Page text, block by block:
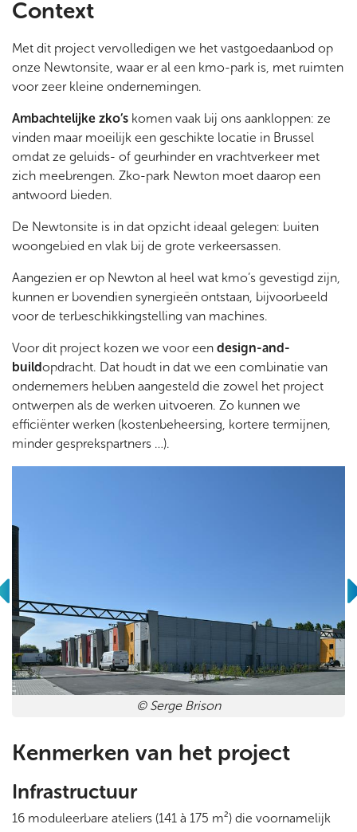
Context
Met dit project vervolledigen we het vastgoedaanbod op
onze Newtonsite, waar er al een kmo-park is, met ruimten
voor zeer kleine ondernemingen.
Ambachtelijke zko’s komen vaak bij ons aankloppen: ze
vinden maar moeilijk een geschikte locatie in Brussel
omdat ze geluids- of geurhinder en vrachtverkeer met
zich meebrengen. Zko-park Newton moet daarop een
antwoord bieden.
De Newtonsite is in dat opzicht ideaal gelegen: buiten
woongebied en vlak bij de grote verkeersassen.
Aangezien er op Newton al heel wat kmo’s gevestigd zijn,
kunnen er bovendien synergieën ontstaan, bijvoorbeeld
voor de terbeschikkingstelling van machines.
Voor dit project kozen we voor een design-and-
buildopdracht. Dat houdt in dat we een combinatie van
ondernemers hebben aangesteld die zowel het project
ontwerpen als de werken uitvoeren. Zo kunnen we
efficiënter werken (kostenbeheersing, kortere termijnen,
minder gesprekspartners …).
© Serge Brison
Kenmerken van het project
Infrastructuur
16 moduleerbare ateliers (141 à 175 m²) die voornamelijk